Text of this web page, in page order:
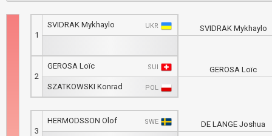
1
SVIDRAK Mykhaylo UKR
2
GEROSA Loïc SUI
SZATKOWSKI Konrad POL
3
HERMODSSON Olof SWE
SVIDRAK Mykhaylo
GEROSA Loïc
DE LANGE Joshua